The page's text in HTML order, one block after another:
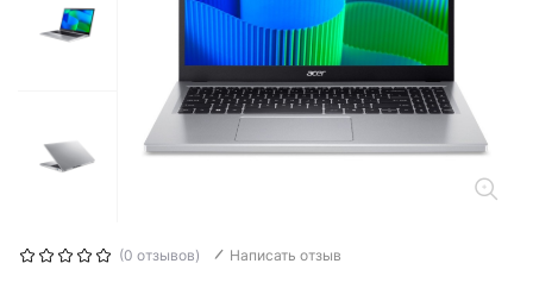
(0 отзывов) Написать отзыв